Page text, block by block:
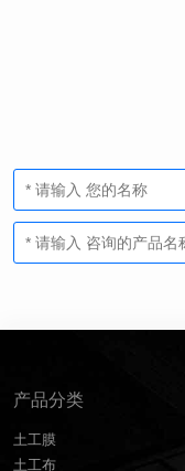
产品分类
土工膜
土工布